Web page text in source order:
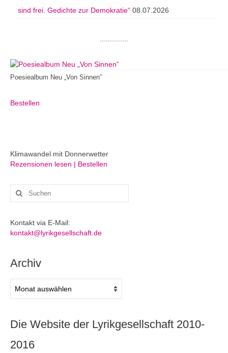
sind frei. Gedichte zur Demokratie“ 08.07.2026
Poesiealbum Neu „Von Sinnen”
Bestellen
Klimawandel mit Donnerwetter
Rezensionen lesen | Bestellen
Suchen
nach:
Kontakt via E-Mail:
kontakt@lyrikgesellschaft.de
Archiv
Die Website der Lyrikgesellschaft 2010-
2016